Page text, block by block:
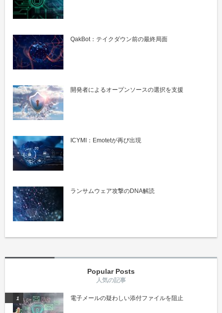
QakBot：テイクダウン前の最終局面
開発者によるオープンソースの選択を支援
ICYMI：Emotetが再び出現
ランサムウェア攻撃のDNA解読
Popular Posts
電子メールの疑わしい添付ファイルを阻止